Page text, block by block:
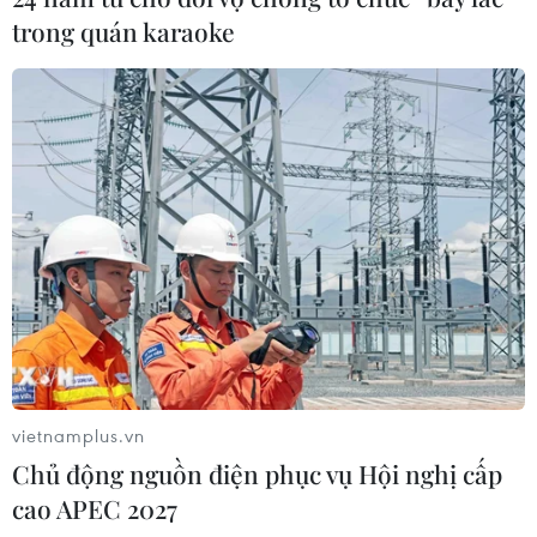
trong quán karaoke
vietnamplus.vn
Chủ động nguồn điện phục vụ Hội nghị cấp
cao APEC 2027